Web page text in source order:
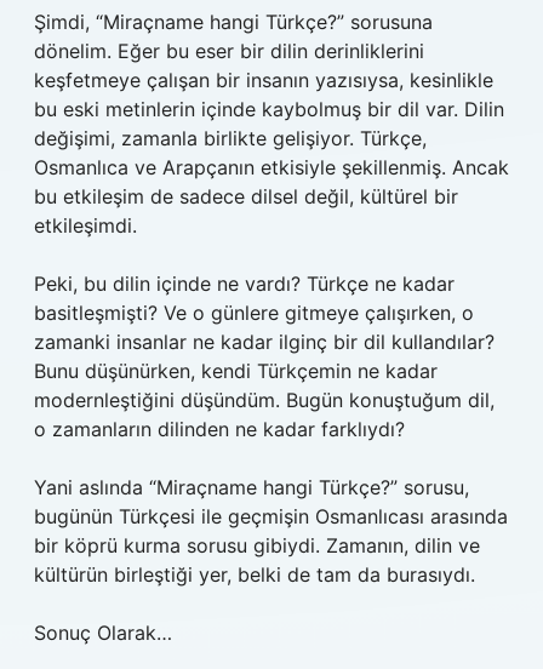
Şimdi, “Miraçname hangi Türkçe?” sorusuna
dönelim. Eğer bu eser bir dilin derinliklerini
keşfetmeye çalışan bir insanın yazısıysa, kesinlikle
bu eski metinlerin içinde kaybolmuş bir dil var. Dilin
değişimi, zamanla birlikte gelişiyor. Türkçe,
Osmanlıca ve Arapçanın etkisiyle şekillenmiş. Ancak
bu etkileşim de sadece dilsel değil, kültürel bir
etkileşimdi.
Peki, bu dilin içinde ne vardı? Türkçe ne kadar
basitleşmişti? Ve o günlere gitmeye çalışırken, o
zamanki insanlar ne kadar ilginç bir dil kullandılar?
Bunu düşünürken, kendi Türkçemin ne kadar
modernleştiğini düşündüm. Bugün konuştuğum dil,
o zamanların dilinden ne kadar farklıydı?
Yani aslında “Miraçname hangi Türkçe?” sorusu,
bugünün Türkçesi ile geçmişin Osmanlıcası arasında
bir köprü kurma sorusu gibiydi. Zamanın, dilin ve
kültürün birleştiği yer, belki de tam da burasıydı.
Sonuç Olarak…